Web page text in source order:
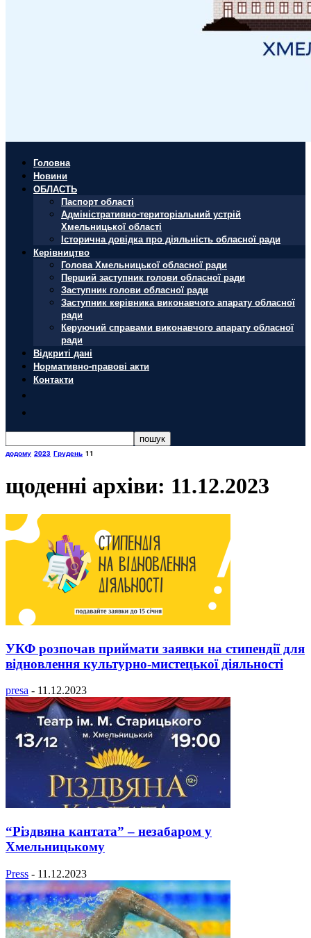
Головна
Новини
ОБЛАСТЬ
Паспорт області
Адміністративно-територіальний устрій
Хмельницької області
Історична довідка про діяльність обласної ради
Керівництво
Голова Хмельницької обласної ради
Перший заступник голови обласної ради
Заступник голови обласної ради
Заступник керівника виконавчого апарату обласної
ради
Керуючий справами виконавчого апарату обласної
ради
Відкриті дані
Нормативно-правові акти
Контакти
додому 2023 Грудень 11
щоденні архіви: 11.12.2023
УКФ розпочав приймати заявки на стипендії для
відновлення культурно-мистецької діяльності
presa - 11.12.2023
“Різдвяна кантата” – незабаром у
Хмельницькому
Press - 11.12.2023